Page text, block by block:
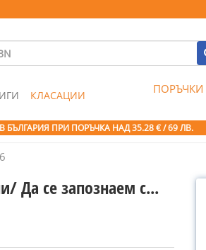
КЛАСАЦИИ
БЪЛГАРИЯ ПРИ ПОРЪЧКА НАД 35.28 € / 69 ЛВ.
Да се запознаем с...